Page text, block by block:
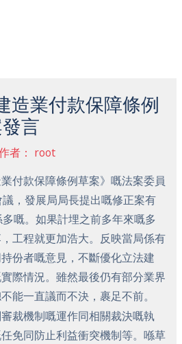
造業付款保障條例
言
者： root
付款保障條例草案》嘅法案委員
，發展局局長提出嘅修正案有
嘅。如果計埋之前多年來嘅多
工程就更加浩大。反映當局係有
份者嘅意見，不斷優化立法建
際情況。雖然最後仍有部分業界
能一直議而不決，裹足不前。
裁機制嘅運作同相關裁決嘅執
免同防止利益衝突機制等。喺草